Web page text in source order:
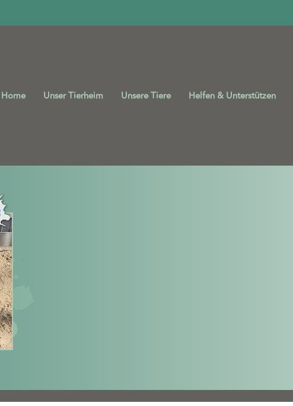
Home Unser Tierheim Unsere Tiere Helfen & Unterstützen